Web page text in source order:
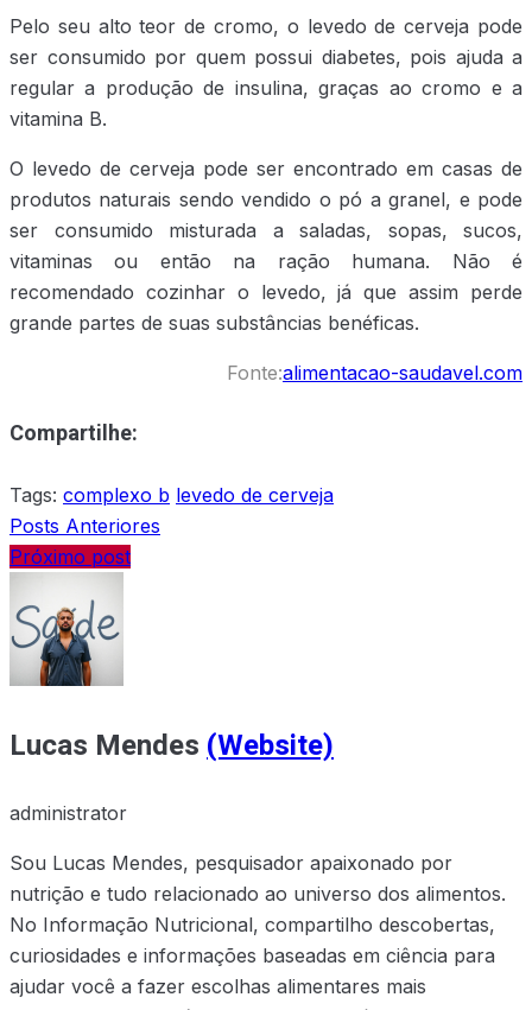
Pelo seu alto teor de cromo, o levedo de cerveja pode
ser consumido por quem possui diabetes, pois ajuda a
regular a produção de insulina, graças ao cromo e a
vitamina B.
O levedo de cerveja pode ser encontrado em casas de
produtos naturais sendo vendido o pó a granel, e pode
ser consumido misturada a saladas, sopas, sucos,
vitaminas ou então na ração humana. Não é
recomendado cozinhar o levedo, já que assim perde
grande partes de suas substâncias benéficas.
Fonte:alimentacao-saudavel.com
Compartilhe:
Tags: complexo b levedo de cerveja
Posts Anteriores
Próximo post
Lucas Mendes (Website)
administrator
Sou Lucas Mendes, pesquisador apaixonado por
nutrição e tudo relacionado ao universo dos alimentos.
No Informação Nutricional, compartilho descobertas,
curiosidades e informações baseadas em ciência para
ajudar você a fazer escolhas alimentares mais